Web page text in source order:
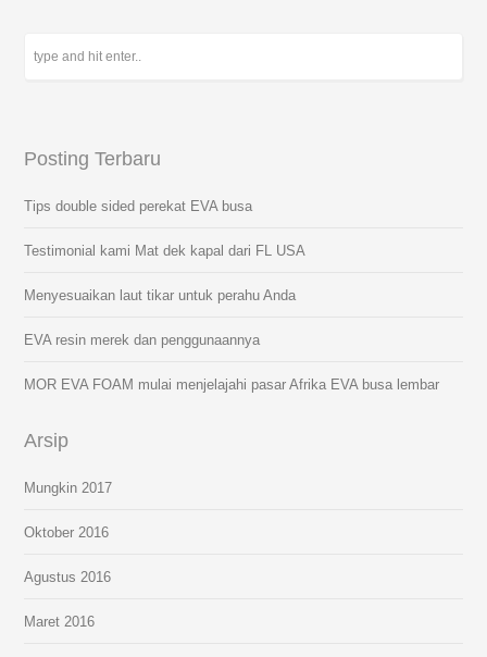
Posting Terbaru
Tips double sided perekat EVA busa
Testimonial kami Mat dek kapal dari FL USA
Menyesuaikan laut tikar untuk perahu Anda
EVA resin merek dan penggunaannya
MOR EVA FOAM mulai menjelajahi pasar Afrika EVA busa lembar
Arsip
Mungkin 2017
Oktober 2016
Agustus 2016
Maret 2016